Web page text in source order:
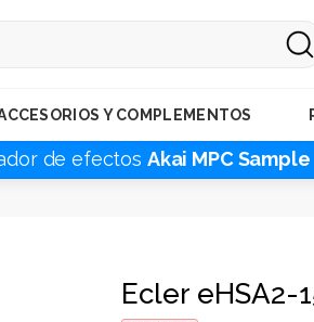
de efectos Akai MPC Sample
Y COMPLEMENTOS
Ecler eHSA2-